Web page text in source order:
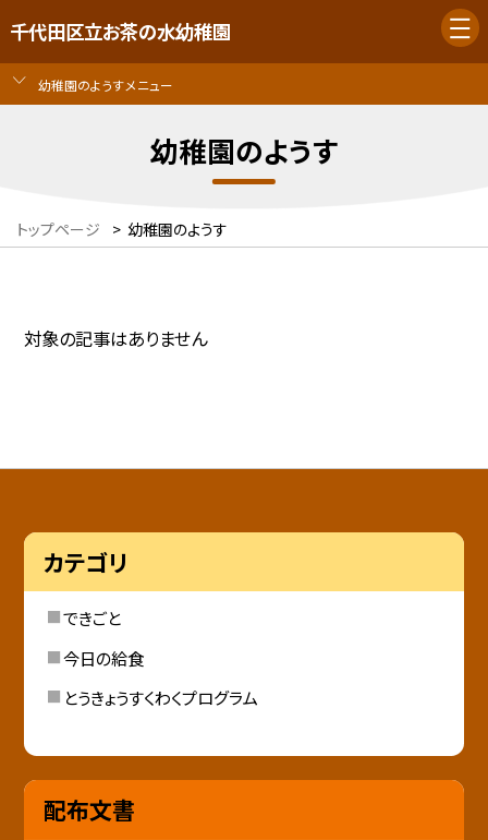
千代田区立お茶の水幼稚園
幼稚園のようすメニュー
幼稚園のようす
トップページ > 幼稚園のようす
対象の記事はありません
カテゴリ
できごと
今日の給食
とうきょうすくわくプログラム
配布文書